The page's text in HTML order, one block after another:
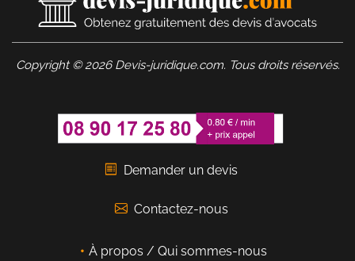
Copyright © 2026 Devis-juridique.com. Tous droits réservés.
Demander un devis
Contactez-nous
À propos / Qui sommes-nous